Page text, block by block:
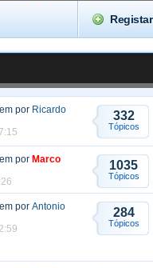
Registar
por Ricardo
332
Tópicos
por Marco
1035
Tópicos
por Antonio
284
Tópicos